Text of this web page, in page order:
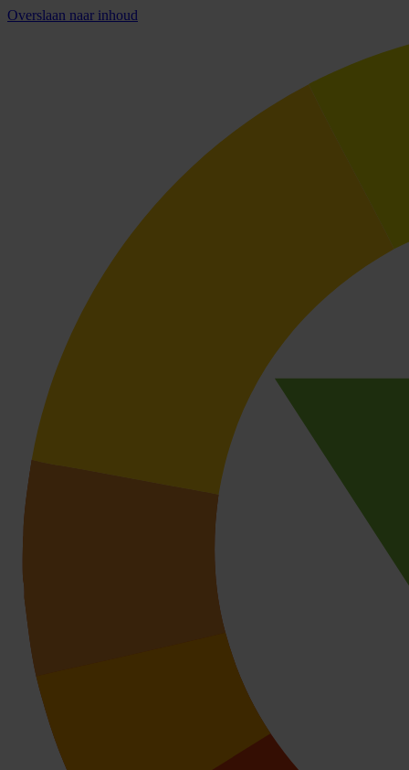
Overslaan naar inhoud